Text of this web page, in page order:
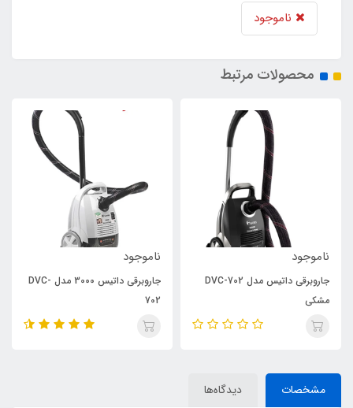
ناموجود
محصولات مرتبط
ناموجود
جاروبرقی داتیس مدل DVC-702
مشکی
ناموجود
جاروبرقی داتیس 3000 مدل DVC-
702
مشخصات دیدگاه‌ها